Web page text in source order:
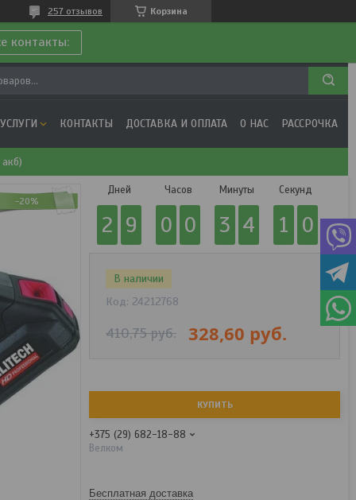
Корзина
257 отзывов
контакты:
КОНТАКТЫ ДОСТАВКА И ОПЛАТА О НАС РАССРОЧКА
-20%
Дней
2 9
Часов
0 0
Минуты
3 4
Секунд
1 0
В наличии
Код: 24212768
410,75руб. 328,60 руб.
КУПИТЬ
+375 (29) 682-18-88
Велком
Бесплатная доставка